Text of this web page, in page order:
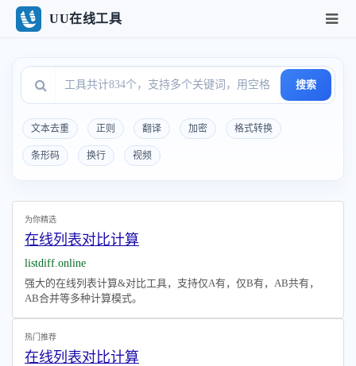
UU在线工具
搜索
文本去重 正则 翻译 加密 格式转换
条形码 换行 视频
为你精选
在线列表对比计算
listdiff.online
强大的在线列表计算&对比工具，支持仅A有，仅B有，AB共有，
AB合并等多种计算模式。
热门推荐
在线列表对比计算